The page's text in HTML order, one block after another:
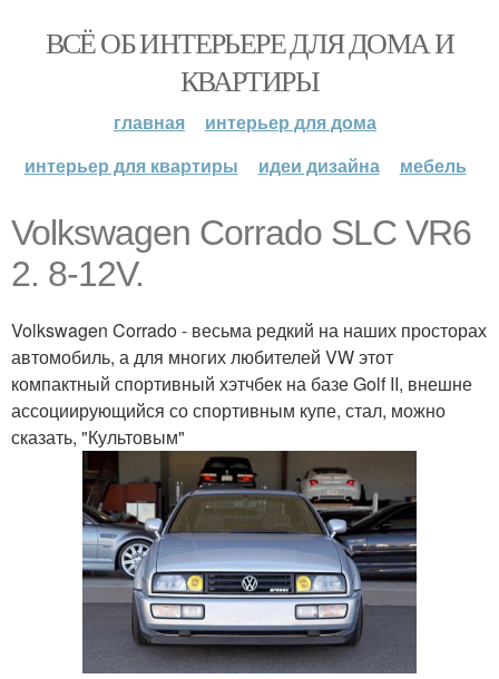
ВСЁ ОБ ИНТЕРЬЕРЕ ДЛЯ ДОМА И
КВАРТИРЫ
главная
интерьер для дома
интерьер для квартиры
идеи дизайна мебель
Volkswagen Corrado SLC VR6
2. 8-12V.
Volkswagen Corrado - весьма редкий на наших просторах
автомобиль, а для многих любителей VW этот
компактный спортивный хэтчбек на базе Golf II, внешне
ассоциирующийся со спортивным купе, стал, можно
сказать, "Культовым"